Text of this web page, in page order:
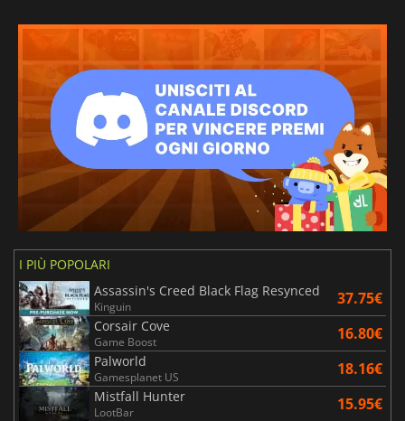
I PIÙ POPOLARI
Assassin's Creed Black Flag Resynced
Kinguin 37.75€
Corsair Cove
Game Boost 16.80€
Palworld
Gamesplanet US 18.16€
Mistfall Hunter
LootBar 15.95€